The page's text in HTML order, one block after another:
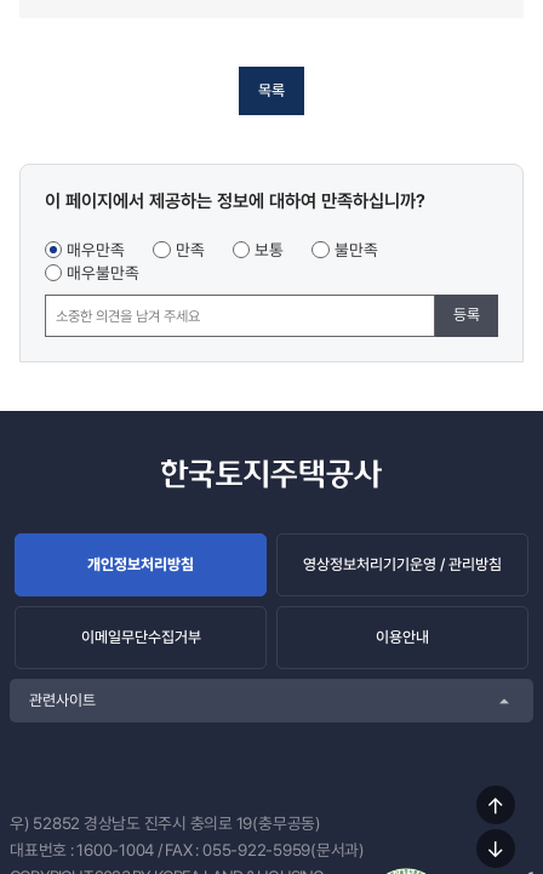
목록
콘텐츠
조사
이 페이지에서 제공하는 정보에 대하여 만족하십니까?
매우만족 만족 보통
불만족
매우불만족
등록
개인정보처리방침 영상정보처리기기운영 / 관리방침
이메일무단수집거부 이용안내
관련사이트
우) 52852 경상남도 진주시 충의로 19(충무공동)
대표번호 :1600-1004/ FAX : 055-922-5959(문서과)
상단
이동
하단